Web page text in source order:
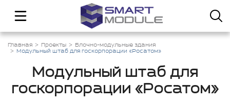
Главная Проекты
Блочно-модульные здания
Модульный штаб для госкорпорации «Росатом»
Модульный штаб для
госкорпорации «Росатом»